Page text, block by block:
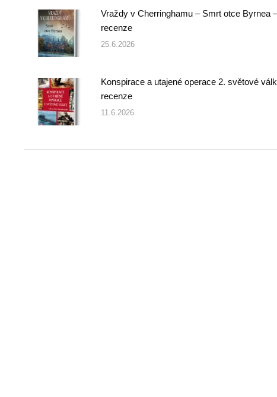
Vraždy v Cherringhamu – Smrt otce Byrnea –
recenze
25.6.2026
Konspirace a utajené operace 2. světové
recenze
11.6.2026